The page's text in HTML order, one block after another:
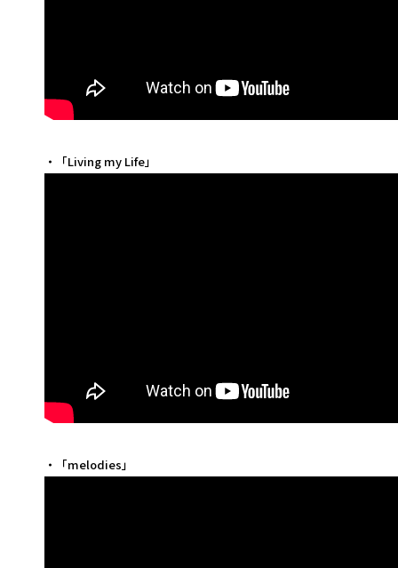
・「Living my Life」
・「melodies」